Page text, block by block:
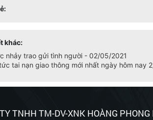
khác:
nhảy trao gửi tình người - 02/05/2021
tai nạn giao thông mới nhất ngày hôm nay
TNHH TM-DV-XNK HOÀNG